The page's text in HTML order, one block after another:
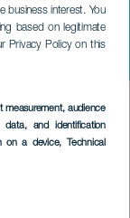
business interest. You
based on legitimate
Privacy Policy on this
measurement, audience
data, and identification
on a device, Technical